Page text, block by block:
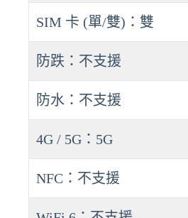
SIM 卡 (單/雙)：雙
防跌：不支援
防水：不支援
4G / 5G：5G
NFC：不支援